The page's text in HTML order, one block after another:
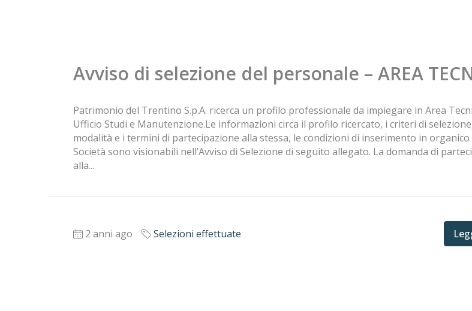
Avviso di selezione del personale – AREA
Patrimonio del Trentino S.p.A. ricerca un profilo professionale da impiegare in Area
Ufficio Studi e Manutenzione.Le informazioni circa il profilo ricercato, i criteri di
modalità e i termini di partecipazione alla stessa, le condizioni di inserimento in organico
Società sono visionabili nell’Avviso di Selezione di seguito allegato. La domanda di
alla...
2 anni ago Selezioni effettuate